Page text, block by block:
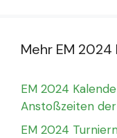
Mehr EM 2024
EM 2024
Anstoßzeiten
EM 2024